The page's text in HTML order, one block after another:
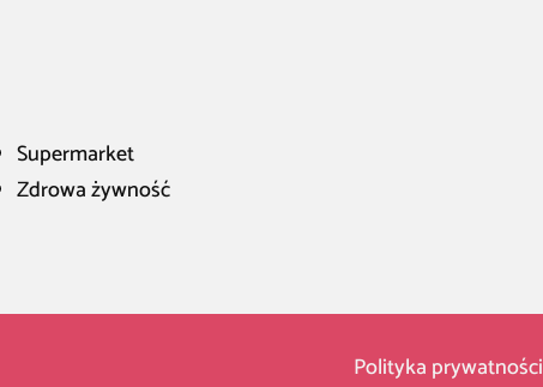
Supermarket
Zdrowa żywność
Polityka prywatności